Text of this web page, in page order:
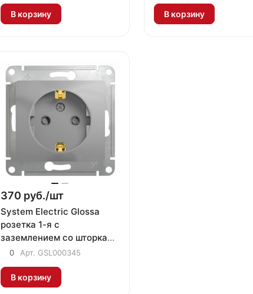
В корзину В корзину
370 руб./шт
System Electric Glossa
розетка 1-я с
заземлением со шторками
алюминий
0 Арт. GSL000345
В корзину